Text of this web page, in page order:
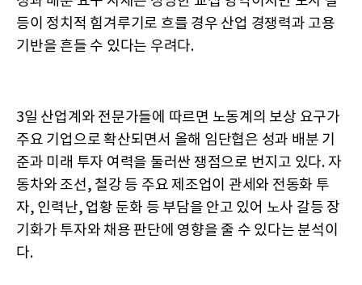
등이 정치적 힘겨루기로 흐를 경우 산업 경쟁력과 고용
기반을 흔들 수 있다는 우려다.
3일 산업계와 전문가들에 따르면 노동계의 보상 요구가
주요 기업으로 확산되면서 올해 임단협은 성과 배분 기
준과 미래 투자 여력을 둘러싼 쟁점으로 번지고 있다. 자
동차와 조선, 철강 등 주요 제조업이 관세와 전동화 투
자, 인력난, 업황 둔화 등 부담을 안고 있어 노사 갈등 장
기화가 투자와 채용 판단에 영향을 줄 수 있다는 분석이
다.